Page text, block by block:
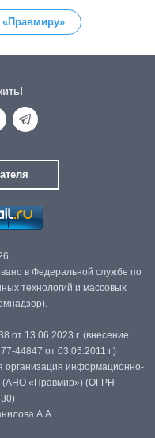
в Федеральной службе по
технологий и массовых
от 13.06.2023 г. (внесение
44847 от 03.05.2011 г.)
организация информационно-
(АНО «Правмир») (ОГРН
А.А.